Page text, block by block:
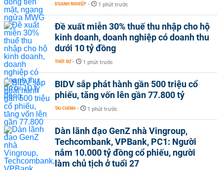
DOANH NGHIỆP - 1 phút trước
Đề xuất miễn 30% thuế thu nhập cho hộ
kinh doanh, doanh nghiệp có doanh thu
dưới 10 tỷ đồng
THỜI SỰ - 1 phút trước
BIDV sắp phát hành gần 500 triệu cổ
phiếu, tăng vốn lên gần 77.800 tỷ
TÀI CHÍNH - 1 phút trước
Dàn lãnh đạo GenZ nhà Vingroup,
Techcombank, VPBank, PC1: Người
nắm 10.000 tỷ đồng cổ phiếu, người
làm chủ tịch ở tuổi 27